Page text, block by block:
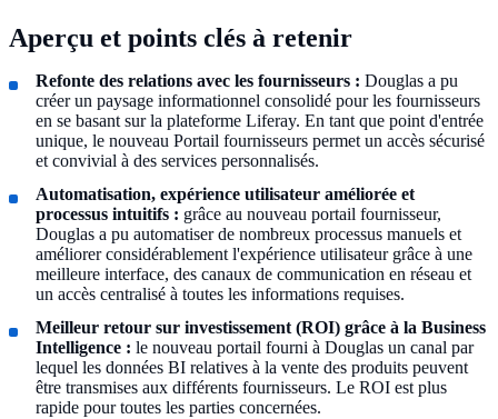
Aperçu et points clés à retenir
Refonte des relations avec les fournisseurs : Douglas a pu
créer un paysage informationnel consolidé pour les fournisseurs
en se basant sur la plateforme Liferay. En tant que point d'entrée
unique, le nouveau Portail fournisseurs permet un accès sécurisé
et convivial à des services personnalisés.
Automatisation, expérience utilisateur améliorée et
processus intuitifs : grâce au nouveau portail fournisseur,
Douglas a pu automatiser de nombreux processus manuels et
améliorer considérablement l'expérience utilisateur grâce à une
meilleure interface, des canaux de communication en réseau et
un accès centralisé à toutes les informations requises.
Meilleur retour sur investissement (ROI) grâce à la Business
Intelligence : le nouveau portail fourni à Douglas un canal par
lequel les données BI relatives à la vente des produits peuvent
être transmises aux différents fournisseurs. Le ROI est plus
rapide pour toutes les parties concernées.